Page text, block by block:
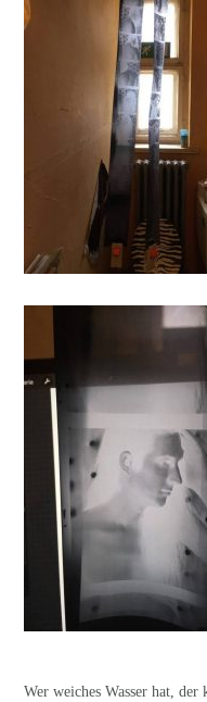
Wer weiches Wasser hat,